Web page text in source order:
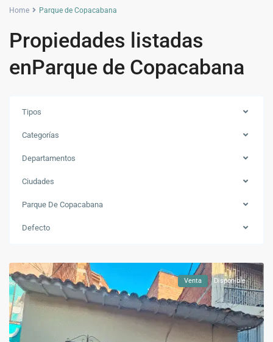
Home Parque de Copacabana
Propiedades listadas
enParque de Copacabana
Tipos
Categorías
Departamentos
Ciudades
Parque De Copacabana
Defecto
Parque
de
Venta Disponible